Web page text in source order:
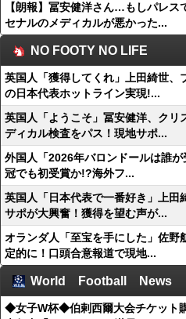
【朗報】冨安健洋さん…もしパレ
セナルのメディカルが悪かった...
NO FOOTY NO LIFE
英国人「獲得してくれ」上田綺世、
の日本代表ホットライン実現!...
英国人「ようこそ」冨安健洋、クリ
ディカル検査をパス！現地サポ...
外国人「2026年バロンドールは誰
冠でも初受賞か!?海外フ...
英国人「日本代表で一番好き」上田
サポが大興奮！獲得を望む声が...
オランダ人「至宝を手にした」佐野
定的に！口頭合意報道で現地...
World Football News
◆女子W杯◆伯剌西爾大会チケット